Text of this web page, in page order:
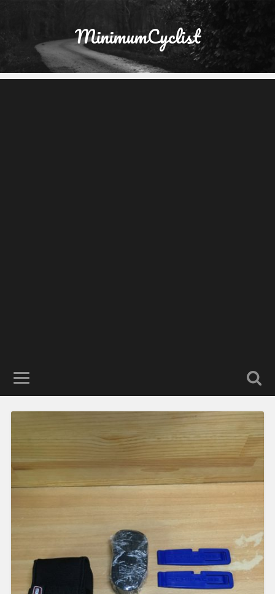
MinimumCyclist